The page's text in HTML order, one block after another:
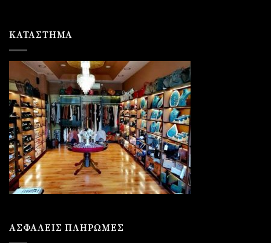
ΚΑΤΆΣΤΗΜΑ
ΑΣΦΑΛΕΙΣ ΠΛΗΡΩΜΕΣ